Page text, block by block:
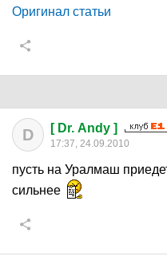
Оригинал статьи
D [ Dr. Andy ]
17:37, 24.09.2010
пусть на Уралмаш
сильнее